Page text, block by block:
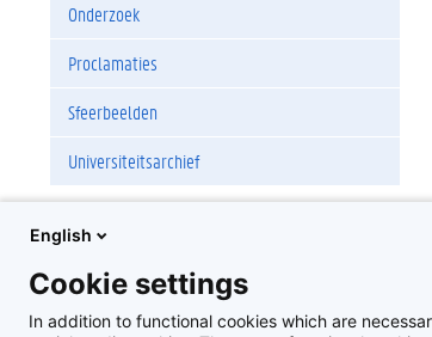
Onderzoek
Proclamaties
Sfeerbeelden
Universiteitsarchief
English
Cookie settings
In addition to functional cookies which are